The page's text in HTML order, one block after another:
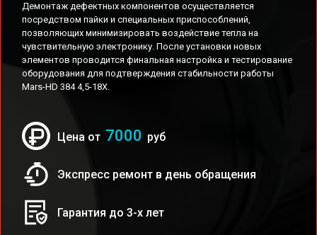
Демонтаж дефектных компонентов осуществляется
посредством пайки и специальных приспособлений,
позволяющих минимизировать воздействие тепла на
чувствительную электронику. После установки новых
элементов проводится финальная настройка и тестирование
оборудования для подтверждения стабильности работы
Mars-HD 384 4,5-18X.
Цена от 7000 руб
Экспресс ремонт в день обращения
Гарантия до 3-х лет